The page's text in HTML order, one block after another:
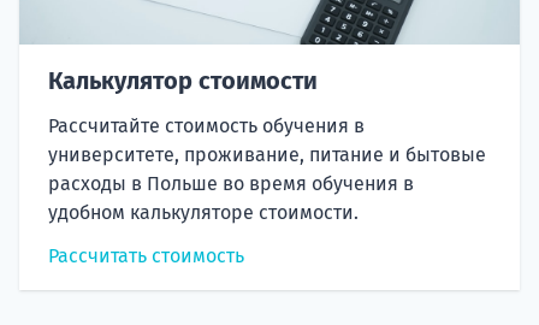
Калькулятор стоимости
Рассчитайте стоимость обучения в
университете, проживание, питание и бытовые
расходы в Польше во время обучения в
удобном калькуляторе стоимости.
Рассчитать стоимость